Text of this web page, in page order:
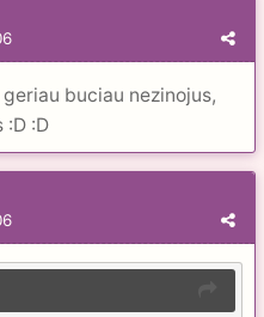
buciau nezinojus,
:D